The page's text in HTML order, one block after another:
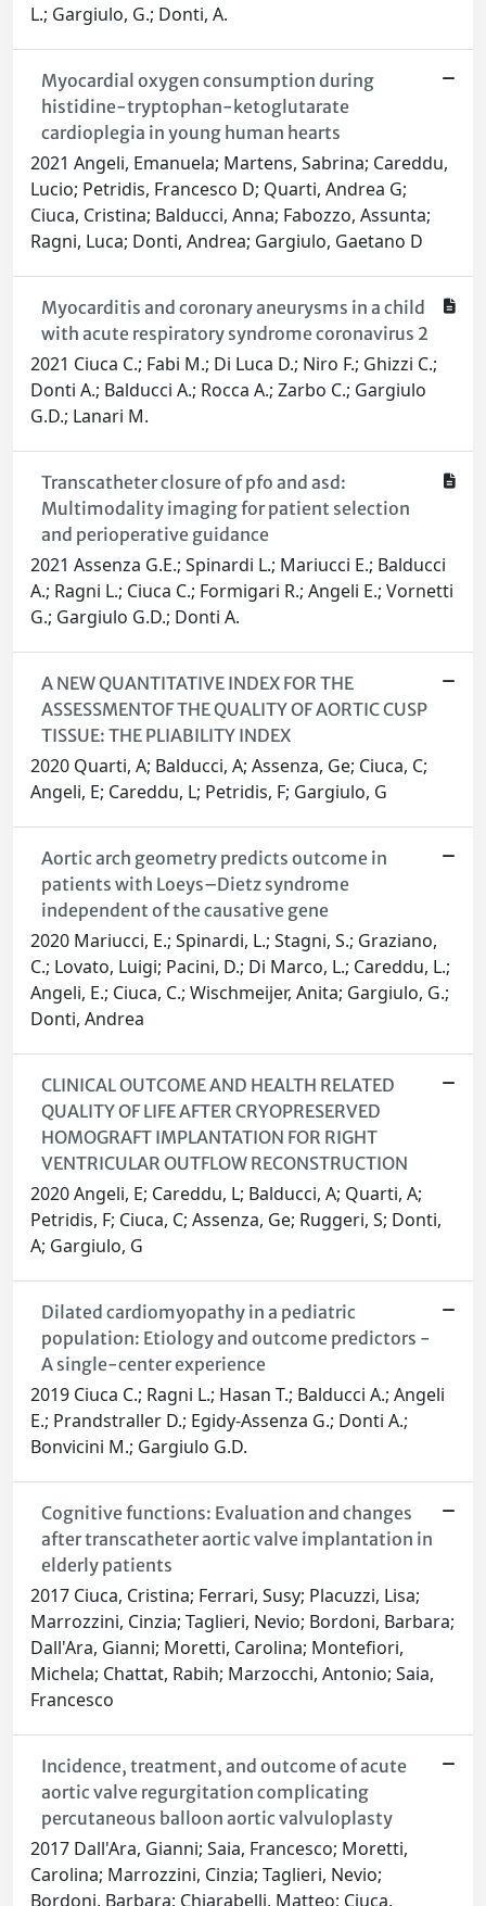
L.; Gargiulo, G.; Donti, A.
Myocardial oxygen consumption during
histidine-tryptophan-ketoglutarate
cardioplegia in young human hearts
2021 Angeli, Emanuela; Martens, Sabrina; Careddu,
Lucio; Petridis, Francesco D; Quarti, Andrea G;
Ciuca, Cristina; Balducci, Anna; Fabozzo, Assunta;
Ragni, Luca; Donti, Andrea; Gargiulo, Gaetano D
Myocarditis and coronary aneurysms in a child
with acute respiratory syndrome coronavirus 2
2021 Ciuca C.; Fabi M.; Di Luca D.; Niro F.; Ghizzi C.;
Donti A.; Balducci A.; Rocca A.; Zarbo C.; Gargiulo
G.D.; Lanari M.
Transcatheter closure of pfo and asd:
Multimodality imaging for patient selection
and perioperative guidance
2021 Assenza G.E.; Spinardi L.; Mariucci E.; Balducci
A.; Ragni L.; Ciuca C.; Formigari R.; Angeli E.; Vornetti
G.; Gargiulo G.D.; Donti A.
A NEW QUANTITATIVE INDEX FOR THE
ASSESSMENTOF THE QUALITY OF AORTIC CUSP
TISSUE: THE PLIABILITY INDEX
2020 Quarti, A; Balducci, A; Assenza, Ge; Ciuca, C;
Angeli, E; Careddu, L; Petridis, F; Gargiulo, G
Aortic arch geometry predicts outcome in
patients with Loeys–Dietz syndrome
independent of the causative gene
2020 Mariucci, E.; Spinardi, L.; Stagni, S.; Graziano,
C.; Lovato, Luigi; Pacini, D.; Di Marco, L.; Careddu, L.;
Angeli, E.; Ciuca, C.; Wischmeijer, Anita; Gargiulo, G.;
Donti, Andrea
CLINICAL OUTCOME AND HEALTH RELATED
QUALITY OF LIFE AFTER CRYOPRESERVED
HOMOGRAFT IMPLANTATION FOR RIGHT
VENTRICULAR OUTFLOW RECONSTRUCTION
2020 Angeli, E; Careddu, L; Balducci, A; Quarti, A;
Petridis, F; Ciuca, C; Assenza, Ge; Ruggeri, S; Donti,
A; Gargiulo, G
Dilated cardiomyopathy in a pediatric
population: Etiology and outcome predictors -
A single-center experience
2019 Ciuca C.; Ragni L.; Hasan T.; Balducci A.; Angeli
E.; Prandstraller D.; Egidy-Assenza G.; Donti A.;
Bonvicini M.; Gargiulo G.D.
Cognitive functions: Evaluation and changes
after transcatheter aortic valve implantation in
elderly patients
2017 Ciuca, Cristina; Ferrari, Susy; Placuzzi, Lisa;
Marrozzini, Cinzia; Taglieri, Nevio; Bordoni, Barbara;
Dall'Ara, Gianni; Moretti, Carolina; Montefiori,
Michela; Chattat, Rabih; Marzocchi, Antonio; Saia,
Francesco
Incidence, treatment, and outcome of acute
aortic valve regurgitation complicating
percutaneous balloon aortic valvuloplasty
2017 Dall'Ara, Gianni; Saia, Francesco; Moretti,
Carolina; Marrozzini, Cinzia; Taglieri, Nevio;
Bordoni, Barbara; Chiarabelli, Matteo; Ciuca,